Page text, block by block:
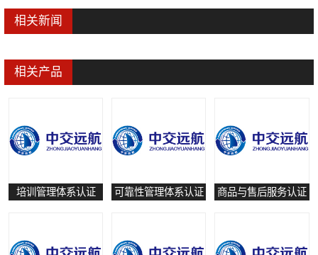
相关新闻
相关产品
培训管理体系认证 可靠性管理体系认证 商品与售后服务认证